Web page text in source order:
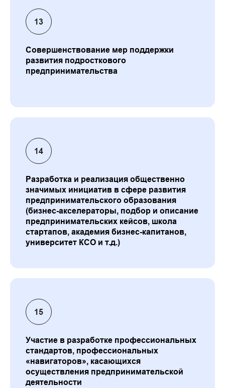
Совершенствование мер поддержки
развития подросткового
предпринимательства
Разработка и реализация общественно
значимых инициатив в сфере развития
предпринимательского образования
(бизнес-акселераторы, подбор и описание
предпринимательских кейсов, школа
стартапов, академия бизнес-капитанов,
университет КСО и т.д.)
Участие в разработке профессиональных
стандартов, профессиональных
«навигаторов», касающихся
осуществления предпринимательской
деятельности